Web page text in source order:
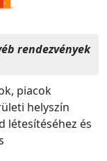
rendezvények
piacok
helyszín
létesítéséhez és